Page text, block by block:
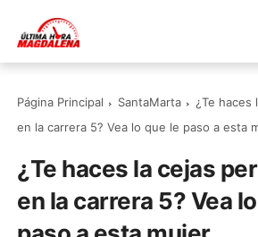
Página Principal SantaMarta
¿Te haces
en la carrera 5? Vea lo que le paso a esta
¿Te haces la cejas
en la carrera 5? Vea